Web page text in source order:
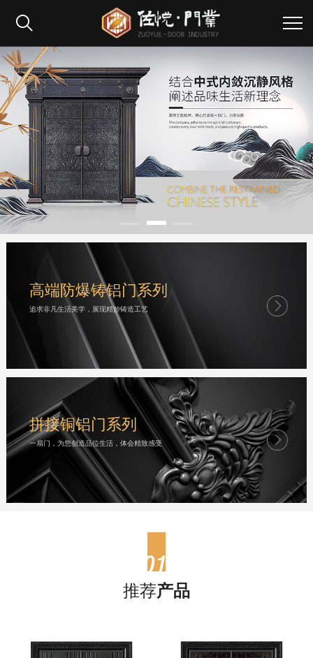
高端防爆铸铝门系列
追求非凡生活美学，展现精妙铸造工艺
拼接铜铝门系列
一扇门，为您创造品位生活，体会精致感受
推荐产品